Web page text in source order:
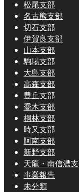
松尾支部
名古熊支部
切石支部
伊賀良支部
山本支部
駒場支部
大島支部
高森支部
豊丘支部
喬木支部
桐林支部
時又支部
阿南支部
新野支部
天龍・南信濃
事業報告
未分類